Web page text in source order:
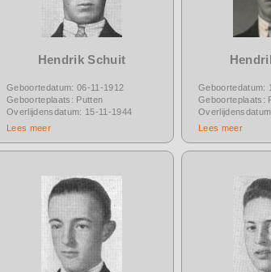
Hendrik Schuit
Geboortedatum: 06-11-1912
Geboorteplaats: Putten
Overlijdensdatum: 15-11-1944
Lees meer
Geboortedatum:
Geboorteplaats:
Lees meer